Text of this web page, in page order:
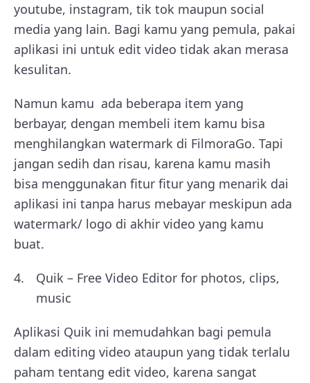
youtube, instagram, tik tok maupun social
media yang lain. Bagi kamu yang pemula, pakai
aplikasi ini untuk edit video tidak akan merasa
kesulitan.
Namun kamu ada beberapa item yang
berbayar, dengan membeli item kamu bisa
menghilangkan watermark di FilmoraGo. Tapi
jangan sedih dan risau, karena kamu masih
bisa menggunakan fitur fitur yang menarik dai
aplikasi ini tanpa harus mebayar meskipun ada
watermark/ logo di akhir video yang kamu
buat.
Quik – Free Video Editor for photos, clips,
music
Aplikasi Quik ini memudahkan bagi pemula
dalam editing video ataupun yang tidak terlalu
paham tentang edit video, karena sangat